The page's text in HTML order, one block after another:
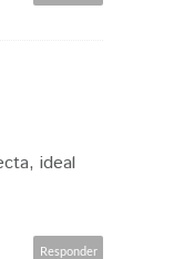
ideal
Responder